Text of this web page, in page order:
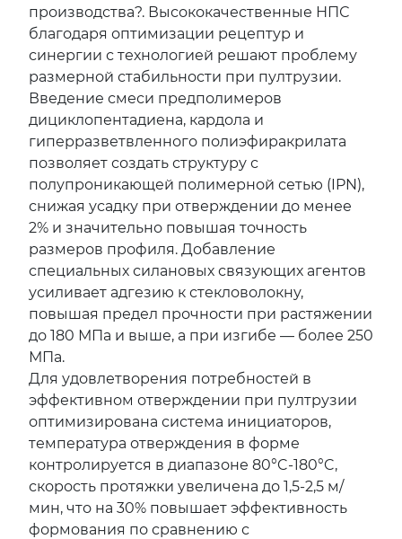
производства?. Высококачественные НПС
благодаря оптимизации рецептур и
синергии с технологией решают проблему
размерной стабильности при пултрузии.
Введение смеси предполимеров
дициклопентадиена, кардола и
гиперразветвленного полиэфиракрилата
позволяет создать структуру с
полупроникающей полимерной сетью (IPN),
снижая усадку при отверждении до менее
2% и значительно повышая точность
размеров профиля. Добавление
специальных силановых связующих агентов
усиливает адгезию к стекловолокну,
повышая предел прочности при растяжении
до 180 МПа и выше, а при изгибе — более 250
МПа.
Для удовлетворения потребностей в
эффективном отверждении при пултрузии
оптимизирована система инициаторов,
температура отверждения в форме
контролируется в диапазоне 80°C-180°C,
скорость протяжки увеличена до 1,5-2,5 м/
мин, что на 30% повышает эффективность
формования по сравнению с